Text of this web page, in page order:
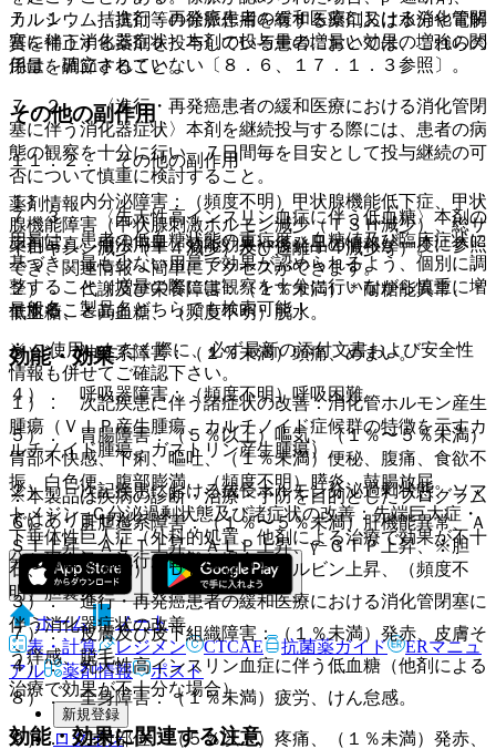
カルシウム拮抗剤等の徐脈作用を有する薬剤又は水分や電解
質を補正する薬剤を投与している患者においては、これらの
用量を調節すること。
その他の副作用
１１．２． その他の副作用
１）． 内分泌障害：（頻度不明）甲状腺機能低下症、甲状
腺機能障害（甲状腺刺激ホルモン減少（ＴＳＨ減少）、総サ
イロキシン減少（Ｔ４減少）及び遊離Ｔ４減少等）。
２）． 代謝及び栄養障害：（１％未満）＊耐糖能異常、＊
低血糖、＊高血糖、（頻度不明）脱水。
３）． 神経系障害：（１％未満）頭痛、めまい。
４）． 呼吸器障害：（頻度不明）呼吸困難。
５）． 胃腸障害：（５％以上）嘔気、（１％〜５％未満）
胃部不快感、下痢、嘔吐、（１％未満）便秘、腹痛、食欲不
振、白色便、腹部膨満、（頻度不明）膵炎、鼓腸放屁。
６）． 肝胆道系障害：（１％〜５％未満）肝機能異常、Ａ
ＳＴ上昇、ＡＬＴ上昇、ＡＬＰ上昇、γ−ＧＴＰ上昇、※胆
石、（１％未満）ＬＤＨ上昇、ビリルビン上昇、（頻度不
明）胆嚢炎。
７）． 皮膚及び皮下組織障害：（１％未満）発赤、皮膚そ
う痒感、脱毛。
８）． 全身障害：（１％未満）疲労、けん怠感。
９）． 注射部位：（５％以上）疼痛、（１％未満）発赤、
７．１． 〈進行・再発癌患者の緩和医療における消化管閉
塞に伴う消化器症状〉本剤の投与量の増量と効果の増強の関
係は、確立されていない〔８．６、１７．１．３参照〕。
７．２． 〈進行・再発癌患者の緩和医療における消化管閉
塞に伴う消化器症状〉本剤を継続投与する際には、患者の病
態の観察を十分に行い、７日間毎を目安として投与継続の可
否について慎重に検討すること。
７．３． 〈先天性高インスリン血症に伴う低血糖〉本剤の
用量は、患者の低血糖状態の重症度、血糖値及び臨床症状に
基づき、最も少ない用量で効果が認められるよう、個別に調
整すること（増量の際には観察を十分に行いながら慎重に増
量すること）。
効能・効果
１）． 次記疾患に伴う諸症状の改善：消化管ホルモン産生
腫瘍（ＶＩＰ産生腫瘍、カルチノイド症候群の特徴を示すカ
ルチノイド腫瘍、ガストリン産生腫瘍）。
２）． 次記疾患における成長ホルモン分泌過剰状態、ソマ
トメジン−Ｃ分泌過剰状態及び諸症状の改善：先端巨大症・
下垂体性巨人症（外科的処置、他剤による治療で効果が不十
分な場合又は施行が困難な場合）。
３）． 進行・再発癌患者の緩和医療における消化管閉塞に
伴う消化器症状の改善。
４）． 先天性高インスリン血症に伴う低血糖（他剤による
治療で効果が不十分な場合）。
効能・効果に関連する注意
薬剤情報
薬剤写真、用法用量、効能効果や後発品の情報が一度に参照
でき、関連情報へ簡単にアクセスができます。
一般名、製品名どちらでも検索可能！
※ ご使用いただく際に、必ず最新の添付文書および安全性
情報も併せてご確認下さい。
※本製品は疾病の診断・治療・予防を目的としたプログラム
ではありません。
ホーム
ノート
表・計算
レジメン CTCAE 抗菌薬ガイド
ERマニュ
アル
薬剤情報 ポスト
新規登録
ログイン